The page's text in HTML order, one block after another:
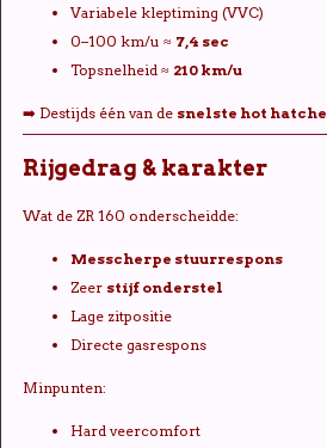
Variabele kleptiming (VVC)
0–100 km/u ≈ 7,4 sec
Topsnelheid ≈ 210 km/u
➡️ Destijds één van de snelste hot
Rijgedrag & karakter
Wat de ZR 160 onderscheidde:
Messcherpe stuurrespons
Zeer stijf onderstel
Lage zitpositie
Directe gasrespons
Minpunten:
Hard veercomfort